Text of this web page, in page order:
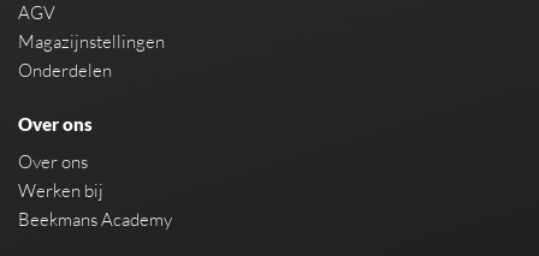
AGV
Magazijnstellingen
Onderdelen
Over ons
Over ons
Werken bij
Beekmans Academy